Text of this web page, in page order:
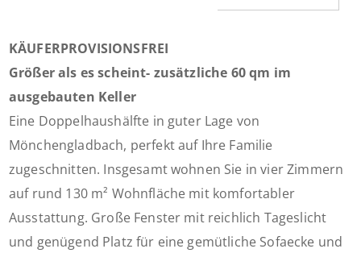
KÄUFERPROVISIONSFREI
Größer als es scheint- zusätzliche 60 qm im
ausgebauten Keller
Eine Doppelhaushälfte in guter Lage von
Mönchengladbach, perfekt auf Ihre Familie
zugeschnitten. Insgesamt wohnen Sie in vier Zimmern
auf rund 130 m² Wohnfläche mit komfortabler
Ausstattung. Große Fenster mit reichlich Tageslicht
und genügend Platz für eine gemütliche Sofaecke und